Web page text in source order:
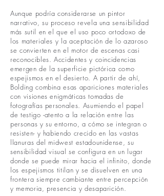
Aunque podría considerarse un pintor
narrativo, su proceso revela una sensibilidad
más sutil en el que el uso poco ortodoxo de
los materiales y la aceptación de lo azaroso
se convierten en el motor de escenas casi
reconocibles. Accidentes y coincidencias
emergen de la superficie pictórica como
espejismos en el desierto. A partir de ahí,
Bolding combina esas apariciones materiales
con visiones enigmáticas tomadas de
fotografías personales. Asumiendo el papel
de testigo -atento a la relación entre las
personas y su entorno, a cómo se integran o
resisten- y habiendo crecido en las vastas
llanuras del midwest estadounidense, su
sensibilidad visual se configura en un lugar
donde se puede mirar hacia el infinito, donde
los espejismos titilan y se disuelven en una
frontera siempre cambiante entre percepción
y memoria, presencia y desaparición.